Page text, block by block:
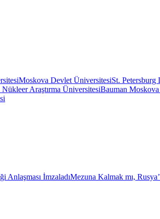
Moskova Devlet ÜniversitesiSt.
Araştırma ÜniversitesiBauman
Anlaşması İmzaladıMezuna Kalmak mı,